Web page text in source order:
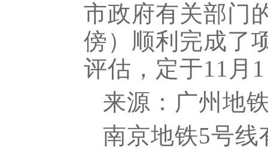
市政府有关部门
傍）顺利完成了
评估，定于11月
来源：广州地
南京地铁5号线